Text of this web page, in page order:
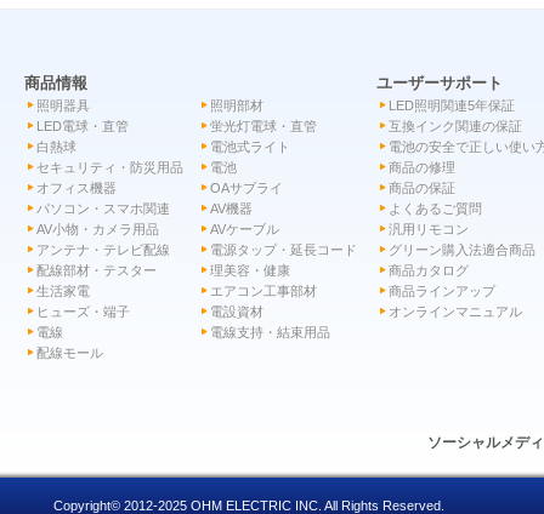
商品情報
照明器具
照明部材
LED電球・直管
蛍光灯電球・直管
白熱球
電池式ライト
セキュリティ・防災用品
電池
オフィス機器
OAサプライ
パソコン・スマホ関連
AV機器
AV小物・カメラ用品
AVケーブル
アンテナ・テレビ配線
電源タップ・延長コード
配線部材・テスター
理美容・健康
生活家電
エアコン工事部材
ヒューズ・端子
電設資材
電線
電線支持・結束用品
配線モール
ユーザーサポート
LED照明関連5年保証
互換インク関連の保証
電池の安全で正しい使い
商品の修理
商品の保証
よくあるご質問
汎用リモコン
グリーン購入法適合商品
商品カタログ
商品ラインアップ
オンラインマニュアル
ソーシャルメデ
Copyright© 2012-2025 OHM ELECTRIC INC. All Rights Reserved.